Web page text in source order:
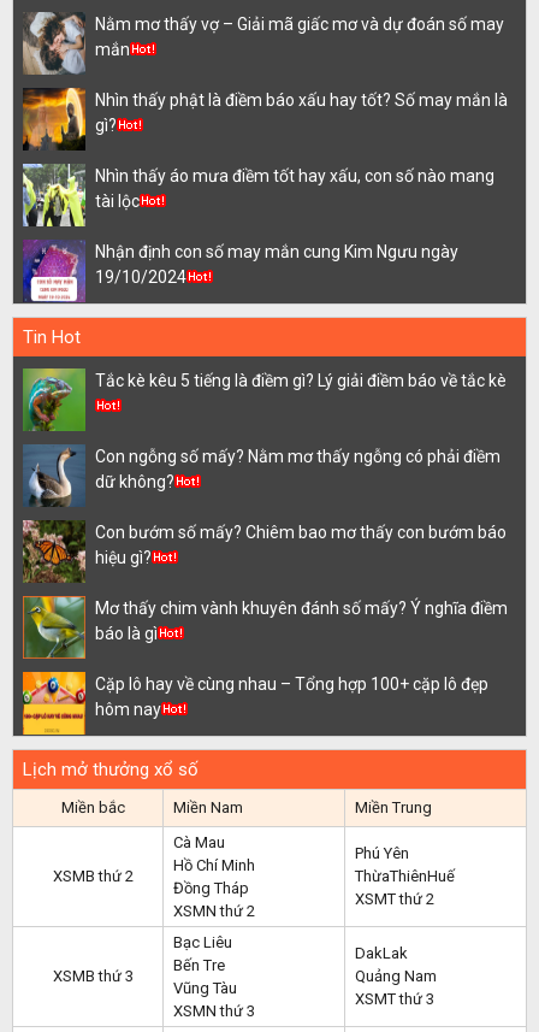
Nằm mơ thấy vợ – Giải mã giấc mơ và dự đoán số may
mắn
Nhìn thấy phật là điềm báo xấu hay tốt? Số may mắn là
gì?
Nhìn thấy áo mưa điềm tốt hay xấu, con số nào mang
tài lộc
Nhận định con số may mắn cung Kim Ngưu ngày
19/10/2024
Tin Hot
Tắc kè kêu 5 tiếng là điềm gì? Lý giải điềm báo về tắc kè
Con ngỗng số mấy? Nằm mơ thấy ngỗng có phải điềm
dữ không?
Con bướm số mấy? Chiêm bao mơ thấy con bướm báo
hiệu gì?
Mơ thấy chim vành khuyên đánh số mấy? Ý nghĩa điềm
báo là gì
Cặp lô hay về cùng nhau – Tổng hợp 100+ cặp lô đẹp
hôm nay
Lịch mở thưởng xổ số
Miền bắc Miền Nam Miền Trung
XSMB thứ 2
Cà Mau
Hồ Chí Minh
Đồng Tháp
XSMN thứ 2
Phú Yên
ThừaThiênHuế
XSMT thứ 2
XSMB thứ 3
Bạc Liêu
Bến Tre
Vũng Tàu
XSMN thứ 3
DakLak
Quảng Nam
XSMT thứ 3